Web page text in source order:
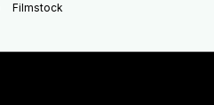
Filmstock